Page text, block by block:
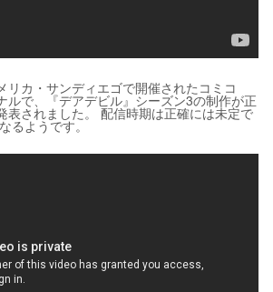
リカ・サンディエゴで開催されたコミコ
ルで、『デアデビル』シーズン3の制作が正
表されました。 配信時期は正確には未定で
るようです。